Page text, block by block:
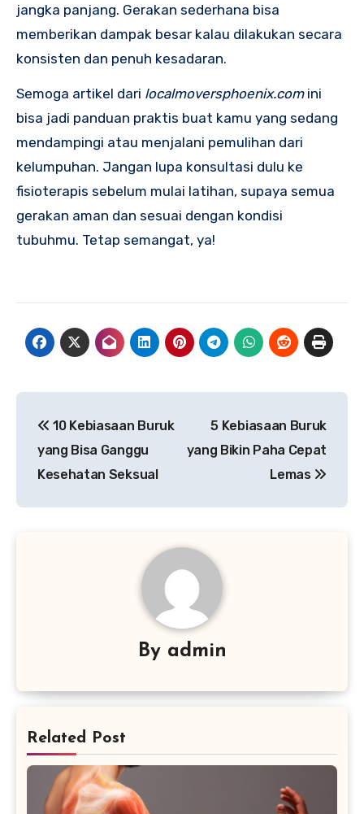
jangka panjang. Gerakan sederhana bisa
memberikan dampak besar kalau dilakukan secara
konsisten dan penuh kesadaran.
Semoga artikel dari localmoversphoenix.comini
bisa jadi panduan praktis buat kamu yang sedang
mendampingi atau menjalani pemulihan dari
kelumpuhan. Jangan lupa konsultasi dulu ke
fisioterapis sebelum mulai latihan, supaya semua
gerakan aman dan sesuai dengan kondisi
tubuhmu. Tetap semangat, ya!
pos
10 Kebiasaan Buruk
yang Bisa Ganggu
Kesehatan Seksual
5 Kebiasaan Buruk
yang Bikin Paha Cepat
Lemas
By admin
Related Post